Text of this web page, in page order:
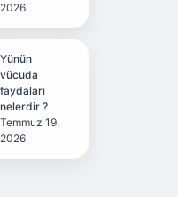
2026
Yünün
vücuda
faydaları
nelerdir ?
Temmuz 19,
2026